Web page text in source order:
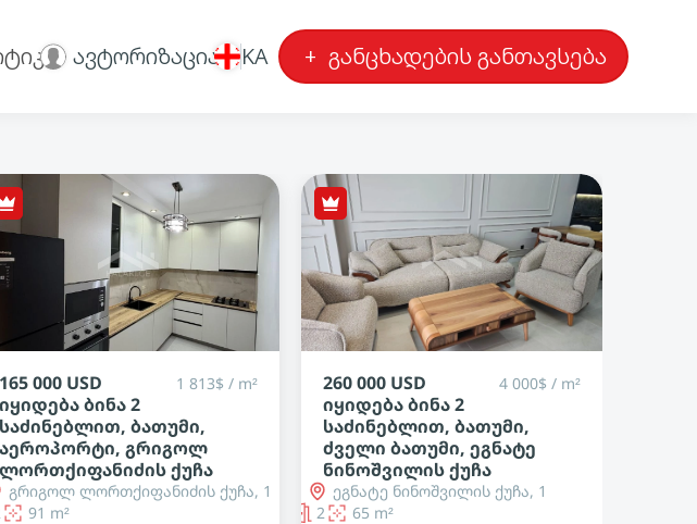
ავტორიზაცია KA + განცხადების განთავსება
260 000 USD 4 000$ / m²
იყიდება ბინა 2
საძინებლით, ბათუმი,
ძველი ბათუმი, ეგნატე
ნინოშვილის ქუჩა
ეგნატე ნინოშვილის ქუჩა, 1
65 m²
115 000 USD 2 018$ / m²
იყიდება ბინა 1
საძინებლით, ბათუმი,
ძველი ბათუმი,
თავდადებულის ქუჩა
თავდადებულის ქუჩა, 1
1
57 m²